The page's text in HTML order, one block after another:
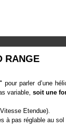
RANGE
pour parler d’une
variable, soit une
Etendue).
à pas réglable au sol